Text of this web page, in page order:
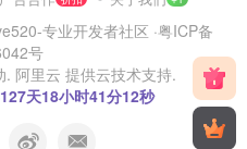
专业开发者社区 ·粤ICP备
号
. 阿里云 提供云技术支持.
天18小时41分13秒